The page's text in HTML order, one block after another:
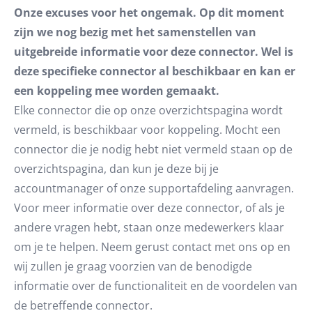
Onze excuses voor het ongemak. Op dit moment
zijn we nog bezig met het samenstellen van
uitgebreide informatie voor deze connector. Wel is
deze specifieke connector al beschikbaar en kan er
een koppeling mee worden gemaakt.
Elke connector die op onze overzichtspagina wordt
vermeld, is beschikbaar voor koppeling. Mocht een
connector die je nodig hebt niet vermeld staan op de
overzichtspagina, dan kun je deze bij je
accountmanager of onze supportafdeling aanvragen.
Voor meer informatie over deze connector, of als je
andere vragen hebt, staan onze medewerkers klaar
om je te helpen. Neem gerust contact met ons op en
wij zullen je graag voorzien van de benodigde
informatie over de functionaliteit en de voordelen van
de betreffende connector.